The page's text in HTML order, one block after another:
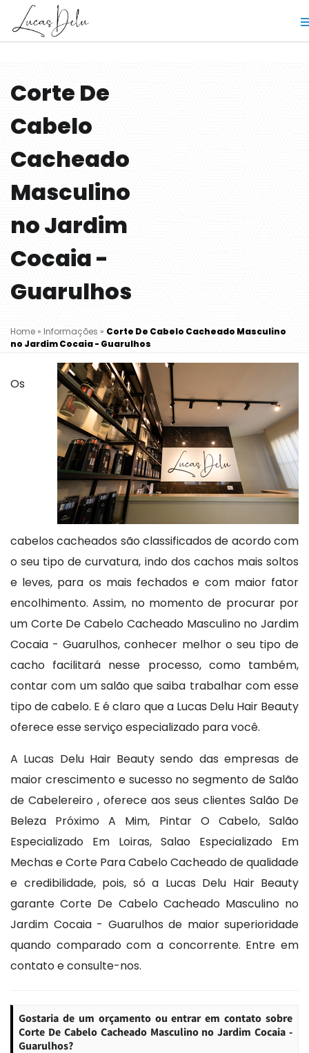
Corte De
Cabelo
Cacheado
Masculino
no Jardim
Cocaia -
Guarulhos
Home» Informações » Corte De Cabelo Cacheado Masculino
no Jardim Cocaia - Guarulhos
Os
cabelos cacheados são classificados de acordo com
o seu tipo de curvatura, indo dos cachos mais soltos
e leves, para os mais fechados e com maior fator
encolhimento. Assim, no momento de procurar por
um Corte De Cabelo Cacheado Masculino no Jardim
Cocaia - Guarulhos, conhecer melhor o seu tipo de
cacho facilitará nesse processo, como também,
contar com um salão que saiba trabalhar com esse
tipo de cabelo. E é claro que a Lucas Delu Hair Beauty
oferece esse serviço especializado para você.
A Lucas Delu Hair Beauty sendo das empresas de
maior crescimento e sucesso no segmento de Salão
de Cabelereiro , oferece aos seus clientes Salão De
Beleza Próximo A Mim, Pintar O Cabelo, Salão
Especializado Em Loiras, Salao Especializado Em
Mechas e Corte Para Cabelo Cacheado de qualidade
e credibilidade, pois, só a Lucas Delu Hair Beauty
garante Corte De Cabelo Cacheado Masculino no
Jardim Cocaia - Guarulhos de maior superioridade
quando comparado com a concorrente. Entre em
contato e consulte-nos.
Gostaria de um orçamento ou entrar em contato sobre
Corte De Cabelo Cacheado Masculino no Jardim Cocaia -
Guarulhos?